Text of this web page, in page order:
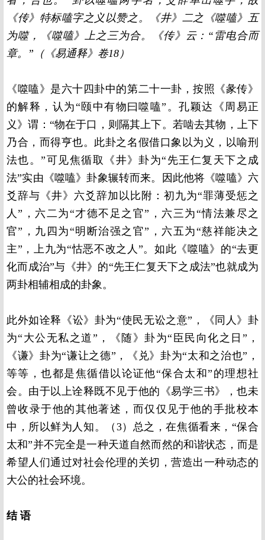
《传》特标嗑字之义以赞之。《井》二之《噬嗑》五
为噬，《噬嗑》上之三为合。《传》云：“雷电合而
章。”（《易通释》卷18）
《噬嗑》是六十四卦中的第二十一卦，按照《彖传》
的解释，认为“颐中有物曰噬嗑”。孔颖达《周易正
义》谓：“物在于口，则隔其上下。若啮去其物，上下
乃合，而得亨也。此卦之名假借口象以为义，以喻刑
法也。”可见焦循取《井》卦为“先王仁复天下之成
法”实由《噬嗑》卦象辗转而来。因此他将《噬嗑》六
爻辞与《井》六爻辞加以比附：初九为“罪薄受惩之
人”，六二为“才德不足之官”，六三为“情法兼尽之
官”，九四为“明断治强之官”，六五为“慈祥能决之
主”，上九为“怙恶不改之人”。如此《噬嗑》的“去更
化而成治”与《井》的“先王仁复天下之成法”也就成为
两卦相辅相成的卦象。
此外如诠释《讼》卦为“使民无讼之意”，《同人》卦
为“大公无私之道”，《随》卦为“臣民向化之日”，
《谦》卦为“谦让之德”，《兑》卦为“太和之治也”，
等等，也都是焦循借以论证他“保合太和”的理想社
会。由于以上诠释既不见于他的《易学三书》，也未
曾收录于他的其他著述，而仅仅见于他的手批校本
中，所以鲜为人知。（3）总之，在焦循看来，“保合
太和”并不完全是一种天道自然而然的和谐状态，而是
希望人们通过对社会伦理的关切，营造出一种动态的
大公的社会环境。
结 语